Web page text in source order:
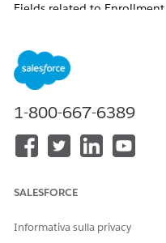
Fields related to
object. This behavior is a
Numero articolo Knowledge
005321486
QUESTO ARTICOLO
1-800-667-6389
SALESFORCE
Informativa sulla privacy